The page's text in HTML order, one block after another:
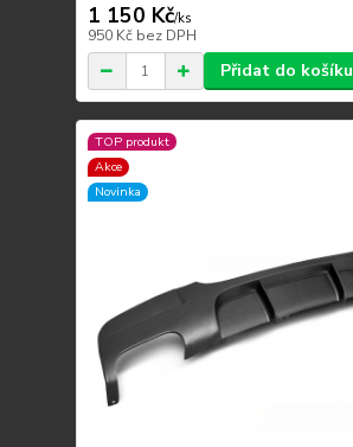
1 150 Kč/ks
950 Kč bez DPH
Přidat do košíku
TOP produkt
Akce
Novinka